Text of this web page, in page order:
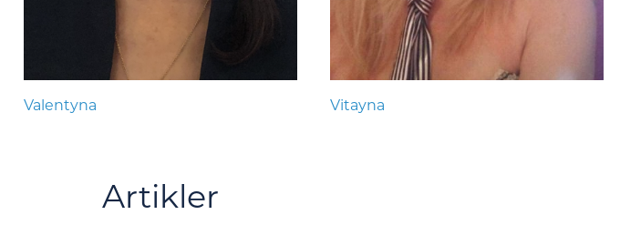
Valentyna Vitayna
Artikler